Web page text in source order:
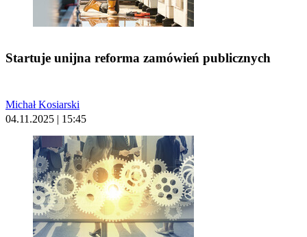
Startuje unijna reforma zamówień publicznych
Michał Kosiarski
04.11.2025 | 15:45